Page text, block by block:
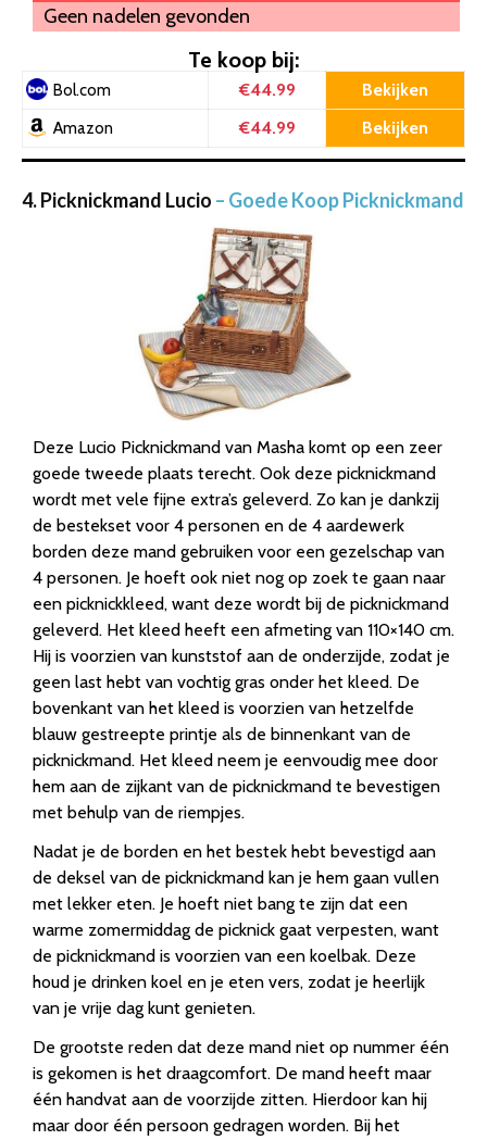
Geen nadelen gevonden
Te koop bij:
Bol.com €44.99 Bekijken
Amazon €44.99 Bekijken
4. Picknickmand Lucio – Goede Koop Picknickmand
Deze Lucio Picknickmand van Masha komt op een zeer
goede tweede plaats terecht. Ook deze picknickmand
wordt met vele fijne extra’s geleverd. Zo kan je dankzij
de bestekset voor 4 personen en de 4 aardewerk
borden deze mand gebruiken voor een gezelschap van
4 personen. Je hoeft ook niet nog op zoek te gaan naar
een picknickkleed, want deze wordt bij de picknickmand
geleverd. Het kleed heeft een afmeting van 110×140 cm.
Hij is voorzien van kunststof aan de onderzijde, zodat je
geen last hebt van vochtig gras onder het kleed. De
bovenkant van het kleed is voorzien van hetzelfde
blauw gestreepte printje als de binnenkant van de
picknickmand. Het kleed neem je eenvoudig mee door
hem aan de zijkant van de picknickmand te bevestigen
met behulp van de riempjes.
Nadat je de borden en het bestek hebt bevestigd aan
de deksel van de picknickmand kan je hem gaan vullen
met lekker eten. Je hoeft niet bang te zijn dat een
warme zomermiddag de picknick gaat verpesten, want
de picknickmand is voorzien van een koelbak. Deze
houd je drinken koel en je eten vers, zodat je heerlijk
van je vrije dag kunt genieten.
De grootste reden dat deze mand niet op nummer één
is gekomen is het draagcomfort. De mand heeft maar
één handvat aan de voorzijde zitten. Hierdoor kan hij
maar door één persoon gedragen worden. Bij het